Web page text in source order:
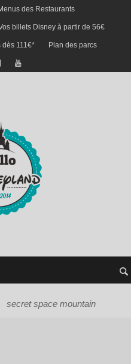
des Restaurants
billets Disney à partir de 56€
dès 111€* Plan des parcs
secret space mountain